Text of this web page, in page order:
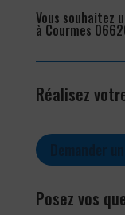
Vous souhaitez
à Courmes
Réalisez
Posez vos